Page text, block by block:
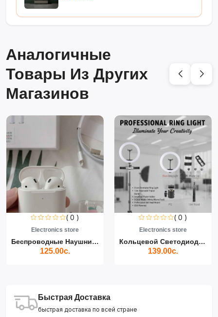
Аналогичные
Товары Из Других
Магазинов
( 0 )
Electronics store
Беспроводные Наушники Air...
125.00с.
( 0 )
Electronics store
Кольцевой Светодиодный Св...
139.00с.
Быстрая Доставка
быстрая доставка по всей стране